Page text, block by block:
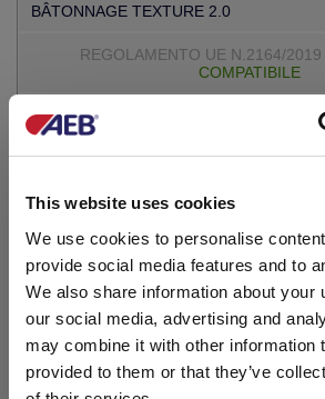
This website uses cookies
We use cookies to personalise
provide social media features and to
We also share information about your
our social media, advertising and
may combine it with other information
provided to them or that they’ve
BÂTONNAGE TEXTURE 2.0
COMPATIBILE
ELEVAGE GLU
COMPATIBILE
COMPATIBILE
LYSEE